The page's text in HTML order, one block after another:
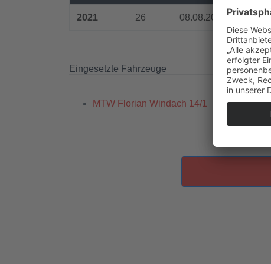
2021 26 08.08.2021 22:03 Uhr
Eingesetzte Fahrzeuge
MTW Florian Windach 14/1